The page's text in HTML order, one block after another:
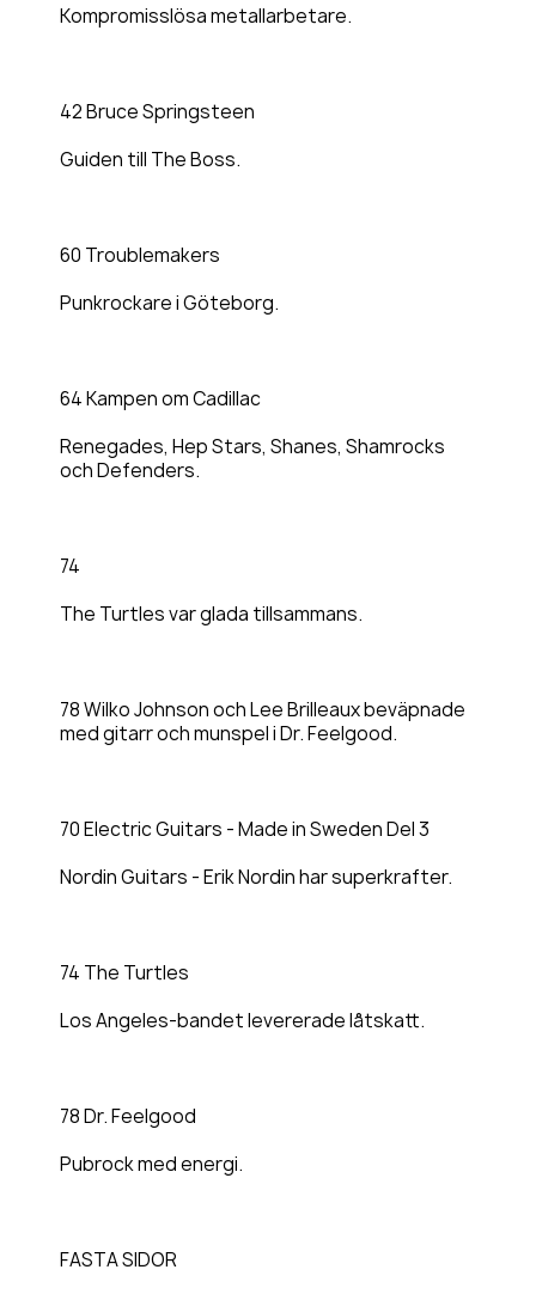
Kompromisslösa metallarbetare.
42 Bruce Springsteen
Guiden till The Boss.
60 Troublemakers
Punkrockare i Göteborg.
64 Kampen om Cadillac
Renegades, Hep Stars, Shanes, Shamrocks
och Defenders.
74
The Turtles var glada tillsammans.
78 Wilko Johnson och Lee Brilleaux beväpnade
med gitarr och munspel i Dr. Feelgood.
70 Electric Guitars - Made in Sweden Del 3
Nordin Guitars - Erik Nordin har superkrafter.
74 The Turtles
Los Angeles-bandet levererade låtskatt.
78 Dr. Feelgood
Pubrock med energi.
FASTA SIDOR